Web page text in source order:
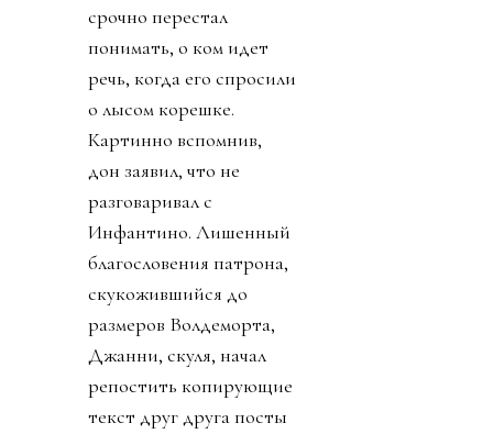
срочно перестал
понимать, о ком идет
речь, когда его спросили
о лысом корешке.
Картинно вспомнив,
дон заявил, что не
разговаривал с
Инфантино. Лишенный
благословения патрона,
скукожившийся до
размеров Волдеморта,
Джанни, скуля, начал
репостить копирующие
текст друг друга посты